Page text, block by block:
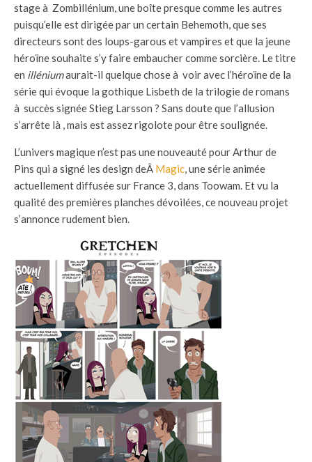
stage à Zombillénium, une boîte presque comme les autres
puisqu’elle est dirigée par un certain Behemoth, que ses
directeurs sont des loups-garous et vampires et que la jeune
héroïne souhaite s’y faire embaucher comme sorcière. Le titre
en illéniumaurait-il quelque chose à voir avec l’héroïne de la
série qui évoque la gothique Lisbeth de la trilogie de romans
à succès signée Stieg Larsson ? Sans doute que l’allusion
s’arrête là , mais est assez rigolote pour être soulignée.
L’univers magique n’est pas une nouveauté pour Arthur de
Pins qui a signé les design deÂ Magic, une série animée
actuellement diffusée sur France 3, dans Toowam. Et vu la
qualité des premières planches dévoilées, ce nouveau projet
s’annonce rudement bien.